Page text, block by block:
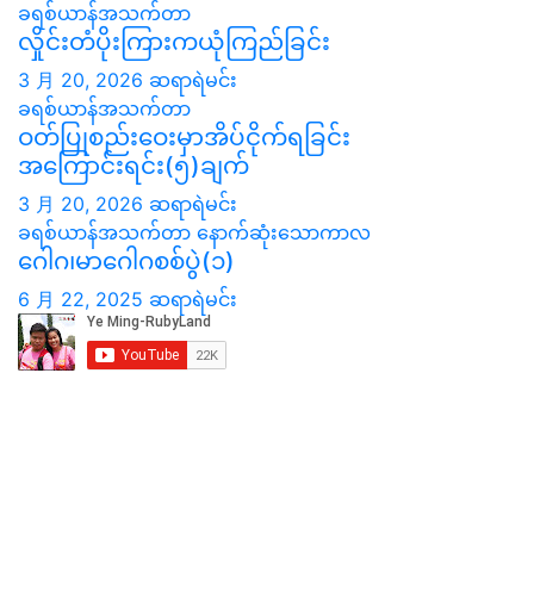
ခရစ်ယာန်အသက်တာ
လှိုင်းတံပိုးကြားကယုံကြည်ခြင်း
3 月 20, 2026 ဆရာရဲမင်း
ခရစ်ယာန်အသက်တာ
ဝတ်ပြုစည်းဝေးမှာအိပ်ငိုက်ရခြင်း
အကြောင်းရင်း(၅)ချက်
3 月 20, 2026 ဆရာရဲမင်း
ခရစ်ယာန်အသက်တာ နောက်ဆုံးသောကာလ
ဂေါဂ၊မာဂေါဂစစ်ပွဲ(၁)
6 月 22, 2025 ဆရာရဲမင်း